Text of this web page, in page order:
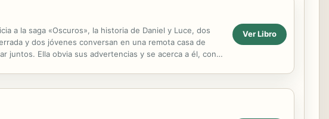
a la saga «Oscuros», la historia de Daniel y Luce, dos
y dos jóvenes conversan en una remota casa de
Ella obvia sus advertencias y se acerca a él, con
Ver Libro